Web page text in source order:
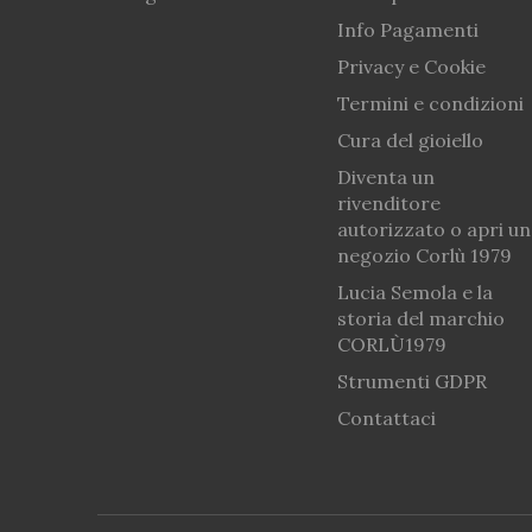
Info Pagamenti
Privacy e Cookie
Termini e condizioni
Cura del gioiello
Diventa un
rivenditore
autorizzato o apri un
negozio Corlù 1979
Lucia Semola e la
storia del marchio
CORLÙ1979
Strumenti GDPR
Contattaci